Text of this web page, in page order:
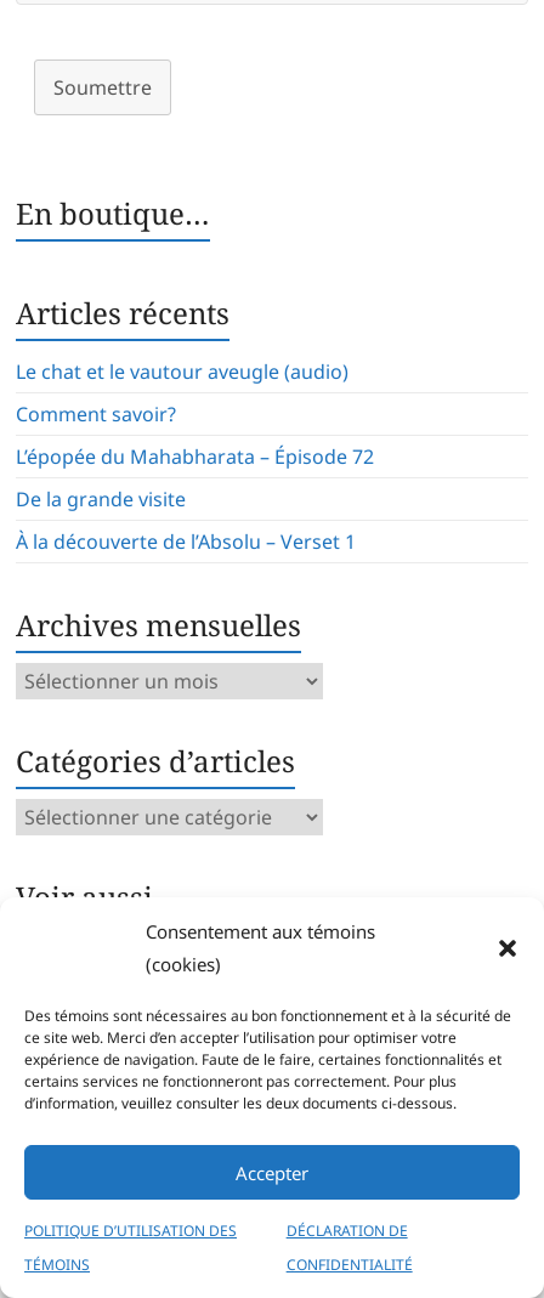
Consentement aux témoins
(cookies)
Des témoins sont nécessaires au bon fonctionnement et à la sécurité de
ce site web. Merci d’en accepter l’utilisation pour optimiser votre
expérience de navigation. Faute de le faire, certaines fonctionnalités et
certains services ne fonctionneront pas correctement. Pour plus
d’information, veuillez consulter les deux documents ci-dessous.
Accepter
POLITIQUE D’UTILISATION DES
TÉMOINS
DÉCLARATION DE
CONFIDENTIALITÉ
Soumettre
En boutique…
Articles récents
Le chat et le vautour aveugle (audio)
Comment savoir?
L’épopée du Mahabharata – Épisode 72
De la grande visite
À la découverte de l’Absolu – Verset 1
Archives mensuelles
Archives
Catégories d’articles
Catégories
Voir aussi…
Articles parus par catégorie
Index des mots clés
Séries
Déclaration de confidentialité
Politique d’utilisation des témoins
(cookies)